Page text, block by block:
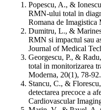
Popescu, A., &
RMN-ului total in
Romana de Imagistica
Dumitru, L., &
RMN si impactul sau
Journal of Medical
Georgescu, P., &
total in monitorizarea
Moderna, 20(1), 78-92.
Stancu, C., &
detectarea precoce a
Cardiovascular